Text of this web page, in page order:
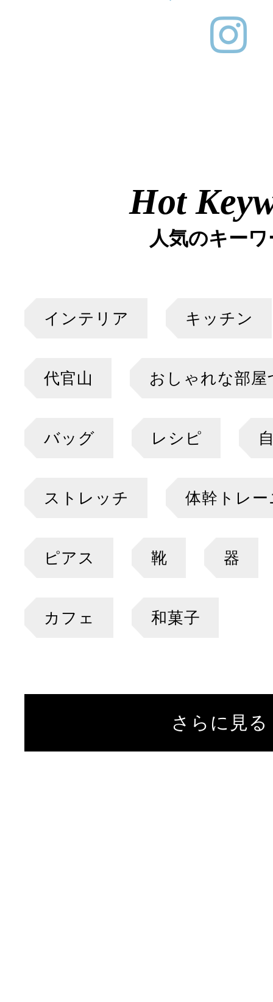
Hot
人気のキー
インテリア キッチン
代官山 おしゃれな部屋
バッグ レシピ
ストレッチ 体幹トレ
ピアス 靴 器
カフェ 和菓子
さらに見る